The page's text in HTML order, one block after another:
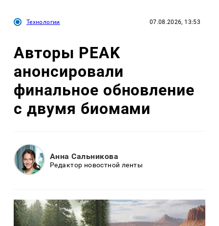
Технологии 07.08.2026, 13:53
Авторы PEAK
анонсировали
финальное обновление
с двумя биомами
Анна Сальникова
Редактор новостной ленты